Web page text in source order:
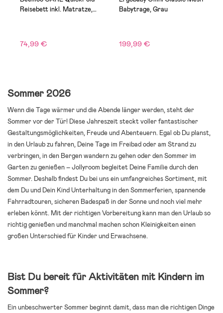
Reisebett inkl. Matratze,
74,99 €
Babytrage, Grau
199,99 €
Sommer 2026
Wenn die Tage wärmer und die Abende länger werden, steht der
Sommer vor der Tür! Diese Jahreszeit steckt voller fantastischer
Gestaltungsmöglichkeiten, Freude und Abenteuern. Egal ob Du planst,
in den Urlaub zu fahren, Deine Tage im Freibad oder am Strand zu
verbringen, in den Bergen wandern zu gehen oder den Sommer im
Garten zu genießen – Jollyroom begleitet Deine Familie durch den
Sommer. Deshalb findest Du bei uns ein umfangreiches Sortiment, mit
dem Du und Dein Kind Unterhaltung in den Sommerferien, spannende
Fahrradtouren, sicheren Badespaß in der Sonne und noch viel mehr
erleben könnt. Mit der richtigen Vorbereitung kann man den Urlaub so
richtig genießen und manchmal machen schon Kleinigkeiten einen
großen Unterschied für Kinder und Erwachsene.
Bist Du bereit für Aktivitäten mit Kindern im
Sommer?
Ein unbeschwerter Sommer beginnt damit, dass man die richtigen Dinge